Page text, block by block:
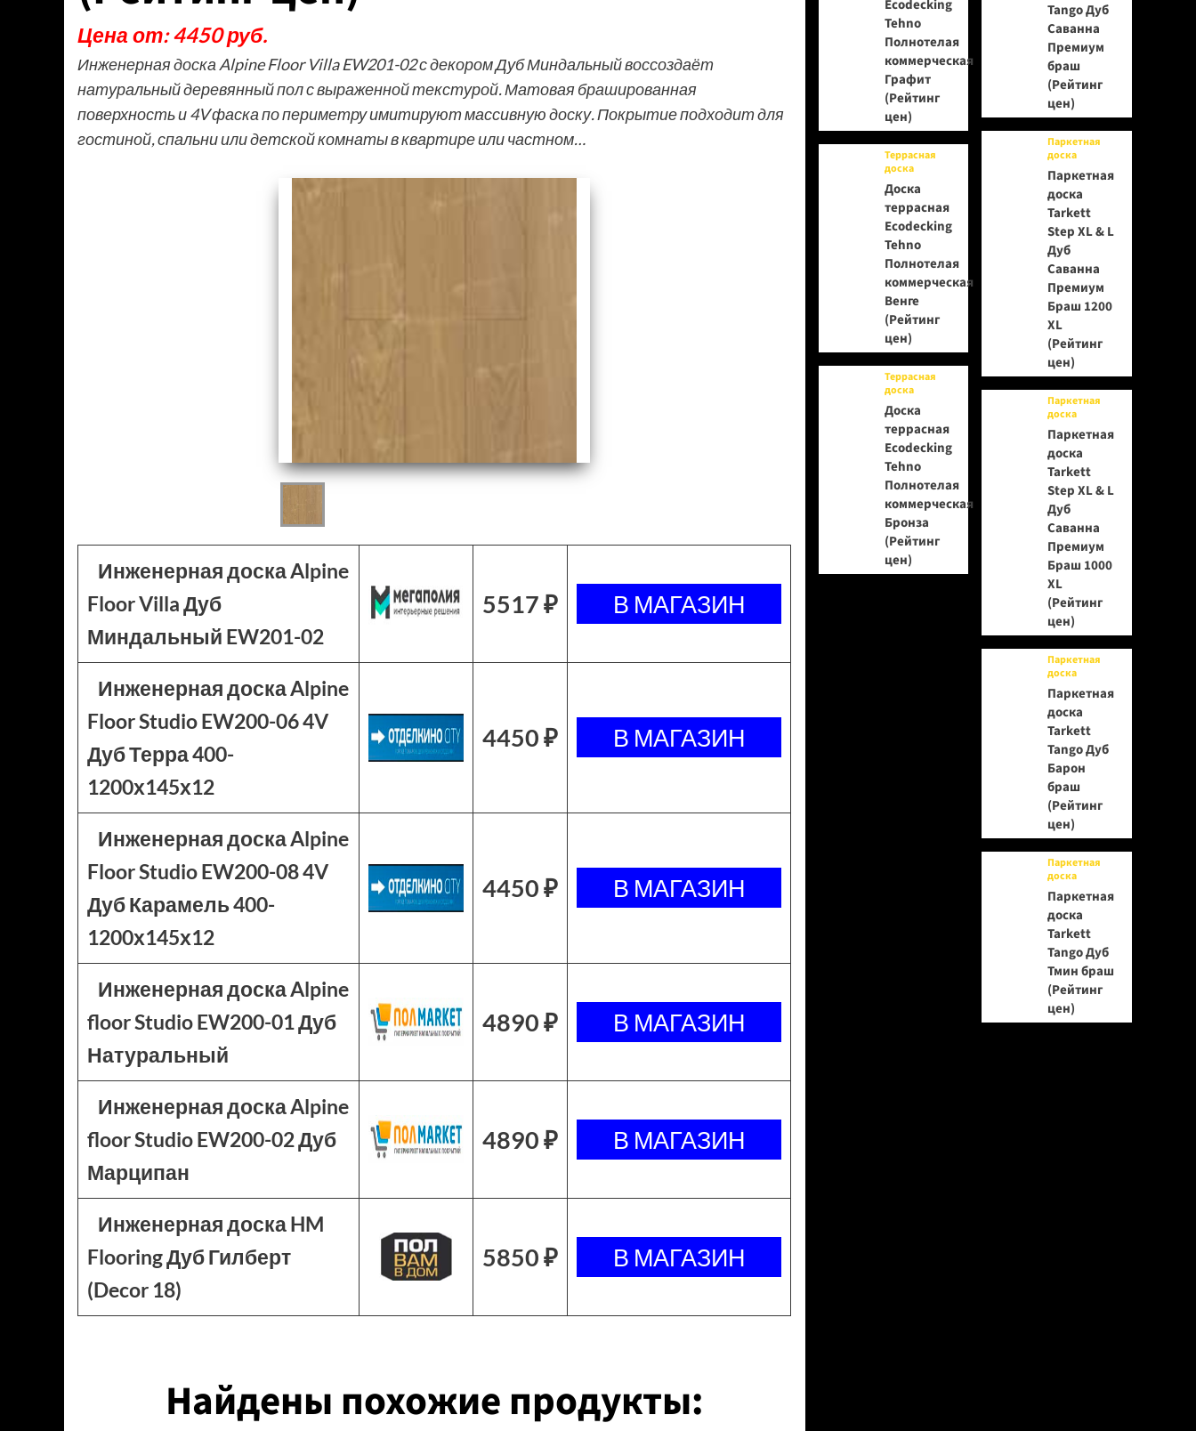
Цена от: 4450 руб.
Инженерная доска Alpine Floor Villa EW201-02 с декором Дуб Миндальный воссоздаёт
натуральный деревянный пол с выраженной текстурой. Матовая брашированная
поверхность и 4V фаска по периметру имитируют массивную доску. Покрытие подходит для
гостиной, спальни или детской комнаты в квартире или частном…
Инженерная доска Alpine
Floor Villa Дуб
Миндальный EW201-02
5517 ₽
Инженерная доска Alpine
Floor Studio EW200-06 4V
Дуб Терра 400-
1200х145х12
4450 ₽
Инженерная доска Alpine
Floor Studio EW200-08 4V
Дуб Карамель 400-
1200х145х12
4450 ₽
Инженерная доска Alpine
floor Studio EW200-01 Дуб
Натуральный
4890 ₽
Инженерная доска Alpine
floor Studio EW200-02 Дуб
Марципан
4890 ₽
Инженерная доска HM
Flooring Дуб Гилберт
(Decor 18)
5850 ₽
Найдены похожие продукты:
Ecodecking
Tehno
Полнотелая
коммерческая
Графит
(Рейтинг
цен)
Террасная
доска
Доска
террасная
Ecodecking
Tehno
Полнотелая
коммерческая
Венге
(Рейтинг
цен)
Террасная
доска
Доска
террасная
Ecodecking
Tehno
Полнотелая
коммерческая
Бронза
(Рейтинг
цен)
Tango Дуб
Саванна
Премиум
браш
(Рейтинг
цен)
Паркетная
доска
Паркетная
доска
Tarkett
Step XL & L
Дуб
Саванна
Премиум
Браш 1200
XL
(Рейтинг
цен)
Паркетная
доска
Паркетная
доска
Tarkett
Step XL & L
Дуб
Саванна
Премиум
Браш 1000
XL
(Рейтинг
цен)
Паркетная
доска
Паркетная
доска
Tarkett
Tango Дуб
Барон
браш
(Рейтинг
цен)
Паркетная
доска
Паркетная
доска
Tarkett
Tango Дуб
Тмин браш
(Рейтинг
цен)